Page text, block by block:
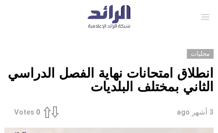
محليات
انطلاق امتحانات نهاية الفصل الدراسي
الثاني بمختلف البلديات
3 أشهر ago 0
Votes